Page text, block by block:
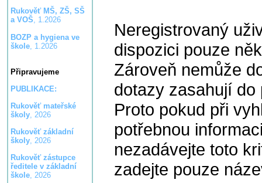
Rukověť MŠ, ZŠ, SŠ
a VOŠ, 1.2026
BOZP a hygiena ve
škole, 1.2026
Připravujeme
PUBLIKACE:
Rukověť mateřské
školy, 2026
Rukověť základní
školy, 2026
Rukověť zástupce
ředitele v základní
škole, 2026
Neregistrovaný
dispozici pouze
Zároveň nemůže
dotazy zasahují
Proto pokud při
potřebnou
nezadávejte toto
zadejte pouze